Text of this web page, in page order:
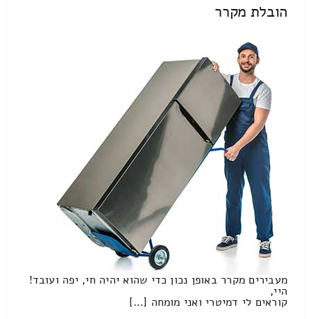
הובלת מקרר
מעבירים מקרר באופן נכון כדי שהוא יהיה חי, יפה ועובד!
היי,
קוראים לי דמיטרי ואני מומחה […]